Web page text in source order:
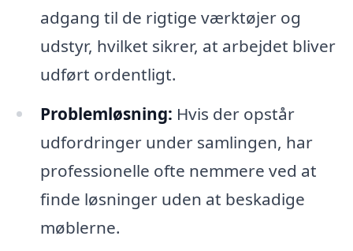
adgang til de rigtige værktøjer og
udstyr, hvilket sikrer, at arbejdet bliver
udført ordentligt.
Problemløsning: Hvis der opstår
udfordringer under samlingen, har
professionelle ofte nemmere ved at
finde løsninger uden at beskadige
møblerne.